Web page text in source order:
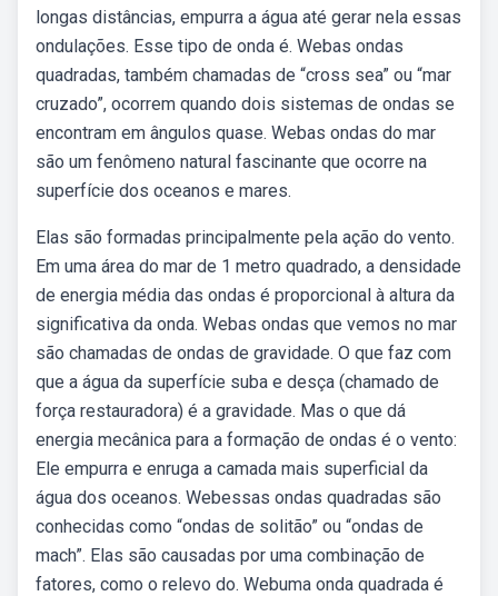
longas distâncias, empurra a água até gerar nela essas
ondulações. Esse tipo de onda é. Webas ondas
quadradas, também chamadas de “cross sea” ou “mar
cruzado”, ocorrem quando dois sistemas de ondas se
encontram em ângulos quase. Webas ondas do mar
são um fenômeno natural fascinante que ocorre na
superfície dos oceanos e mares.
Elas são formadas principalmente pela ação do vento.
Em uma área do mar de 1 metro quadrado, a densidade
de energia média das ondas é proporcional à altura da
significativa da onda. Webas ondas que vemos no mar
são chamadas de ondas de gravidade. O que faz com
que a água da superfície suba e desça (chamado de
força restauradora) é a gravidade. Mas o que dá
energia mecânica para a formação de ondas é o vento:
Ele empurra e enruga a camada mais superficial da
água dos oceanos. Webessas ondas quadradas são
conhecidas como “ondas de solitão” ou “ondas de
mach”. Elas são causadas por uma combinação de
fatores, como o relevo do. Webuma onda quadrada é